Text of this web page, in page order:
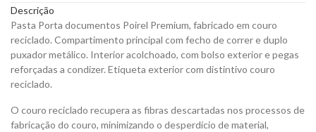
Descrição
Pasta Porta documentos Poirel Premium, fabricado em couro
reciclado. Compartimento principal com fecho de correr e duplo
puxador metálico. Interior acolchoado, com bolso exterior e pegas
reforçadas a condizer. Etiqueta exterior com distintivo couro
reciclado.
O couro reciclado recupera as fibras descartadas nos processos de
fabricação do couro, minimizando o desperdício de material,